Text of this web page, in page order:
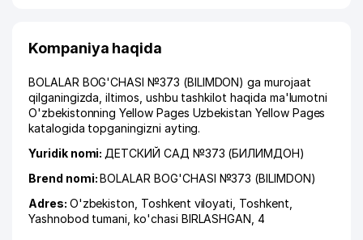
Kompaniya haqida
BOLALAR BOG'CHASI №373 (BILIMDON) ga murojaat
qilganingizda, iltimos, ushbu tashkilot haqida ma'lumotni
O'zbekistonning Yellow Pages Uzbekistan Yellow Pages
katalogida topganingizni ayting.
Yuridik nomi: ДЕТСКИЙ САД №373 (БИЛИМДОН)
Brend nomi:BOLALAR BOG'CHASI №373 (BILIMDON)
Adres: O'zbekiston, Toshkent viloyati Toshkent
Yashnobod tumani ,ko'chasi BIRLASHGAN , 4